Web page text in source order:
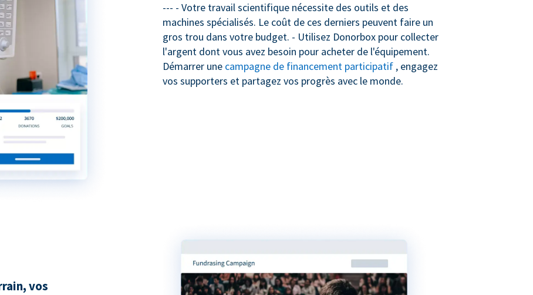
--- - Votre travail scientifique nécessite des outils et des
machines spécialisés. Le coût de ces derniers peuvent faire un
gros trou dans votre budget. - Utilisez Donorbox pour collecter
l'argent dont vous avez besoin pour acheter de l'équipement.
Démarrer une campagne de financement participatif , engagez
vos supporters et partagez vos progrès avec le monde.
vos